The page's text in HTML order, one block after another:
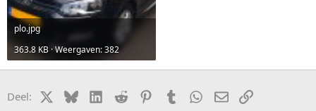
plo.jpg
363.8 KB · Weergaven: 382
Deel: BlueskyLinkedIn
Reddit PinterestTumblr WhatsApp
E-mailkoppeling